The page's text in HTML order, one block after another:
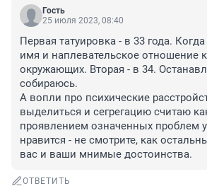
Гость
25 июля 2023, 08:40
Первая татуировка - в 33 года.
имя и наплевательское отношение
окружающих. Вторая - в 34.
собираюсь.
А вопли про психические
выделиться и сегрегацию считаю
проявлением означенных проблем
нравится - не смотрите, как
вас и ваши мнимые достоинства.
ОТВЕТИТЬ